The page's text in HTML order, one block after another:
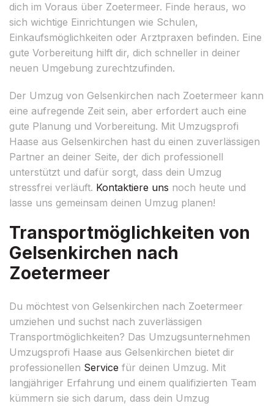
dich im Voraus über Zoetermeer. Finde heraus, wo
sich wichtige Einrichtungen wie Schulen,
Einkaufsmöglichkeiten oder Arztpraxen befinden. Eine
gute Vorbereitung hilft dir, dich schneller in deiner
neuen Umgebung zurechtzufinden.
Der Umzug von Gelsenkirchen nach Zoetermeer kann
eine aufregende Zeit sein, aber erfordert auch eine
gute Planung und Vorbereitung. Mit Umzugsprofi
Haase aus Gelsenkirchen hast du einen zuverlässigen
Partner an deiner Seite, der dich professionell
unterstützt und dafür sorgt, dass dein Umzug
stressfrei verläuft. Kontaktiere uns noch heute und
lasse uns gemeinsam deinen Umzug planen!
Transportmöglichkeiten von
Gelsenkirchen nach
Zoetermeer
Du möchtest von Gelsenkirchen nach Zoetermeer
umziehen und suchst nach zuverlässigen
Transportmöglichkeiten? Das Umzugsunternehmen
Umzugsprofi Haase aus Gelsenkirchen bietet dir
professionellen Service für deinen Umzug. Mit
langjähriger Erfahrung und einem qualifizierten Team
kümmern sie sich darum, dass dein Umzug